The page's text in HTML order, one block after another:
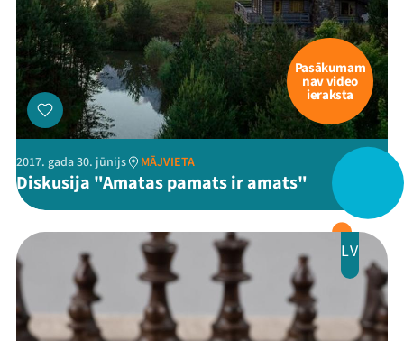
Mana programma
Festivāls
Programma
Arhīvs
Viņi bija LAMPĀ 2026
Jaunumi
Pasākumam
nav video
ieraksta
2017. gada 30. jūnijs MĀJVIETA
Diskusija "Amatas pamats ir amats"
LV